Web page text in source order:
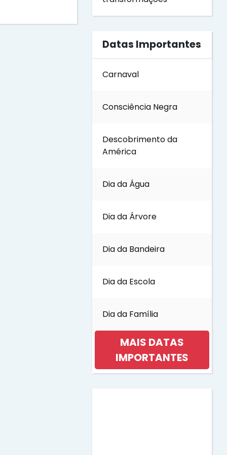
Datas Importantes
Carnaval
Consciência Negra
Descobrimento da
América
Dia da Água
Dia da Árvore
Dia da Bandeira
Dia da Escola
Dia da Família
MAIS DATAS
IMPORTANTES